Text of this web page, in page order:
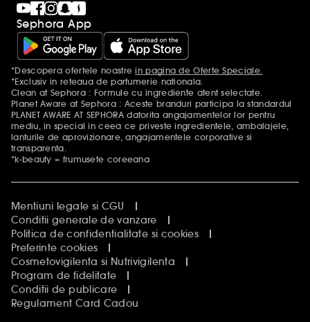
Sephora App
Mentiuni aditionale
*Descopera ofertele noastrein pagina de Oferte Speciale.
*Exclusiv in reteaua de parfumerie nationala.
Clean at Sephora : Formule cu ingrediente atent selectate.
Planet Aware at Sephora : Aceste branduri participa la standardul
PLANET AWARE AT SEPHORA datorita angajamentelor lor pentru
mediu, in special in ceea ce priveste ingredientele, ambalajele,
lanturile de aprovizionare, angajamentele corporative si
transparenta.
*k-beauty = frumusete coreeana
Mentiuni legale si CGU
Conditii generale de vanzare
Politica de confidentialitate si cookies
Preferinte cookies
Cosmetovigilenta si Nutrivigilenta
Program de fidelitate
Conditii de publicare
Regulament Card Cadou